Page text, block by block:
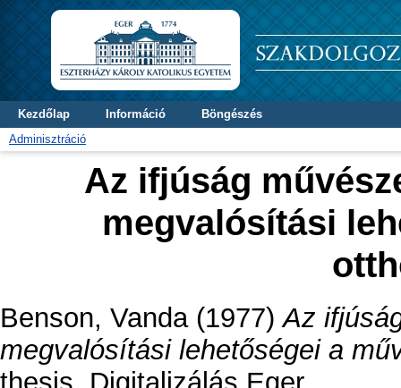
Kezdőlap Információ
Böngészés
Adminisztráció
Az ifjúság
megvalósítási
Benson, Vanda(1977)Az
megvalósítási lehetőségei a